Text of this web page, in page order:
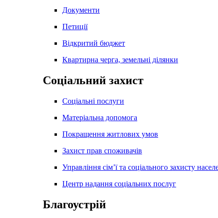
Документи
Петиції
Відкритий бюджет
Квартирна черга, земельні ділянки
Соціальний захист
Соціальні послуги
Матеріальна допомога
Покращення житлових умов
Захист прав споживачів
Управління сім’ї та соціального захисту
Центр надання соціальних послуг
Благоустрій